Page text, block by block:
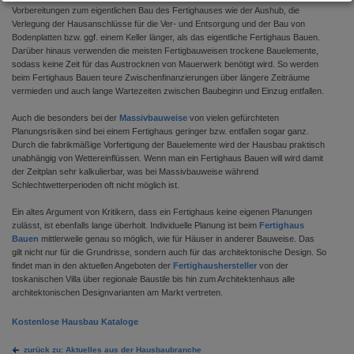
Vorbereitungen zum eigentlichen Bau des Fertighauses wie der Aushub, die
Verlegung der Hausanschlüsse für die Ver- und Entsorgung und der Bau von
Bodenplatten bzw. ggf. einem Keller länger, als das eigentliche Fertighaus Bauen.
Darüber hinaus verwenden die meisten Fertigbauweisen trockene Bauelemente,
sodass keine Zeit für das Austrocknen von Mauerwerk benötigt wird. So werden
beim Fertighaus Bauen teure Zwischenfinanzierungen über längere Zeiträume
vermieden und auch lange Wartezeiten zwischen Baubeginn und Einzug entfallen.
Auch die besonders bei der Massivbauweise von vielen gefürchteten
Planungsrisiken sind bei einem Fertighaus geringer bzw. entfallen sogar ganz.
Durch die fabrikmäßige Vorfertigung der Bauelemente wird der Hausbau praktisch
unabhängig von Wettereinflüssen. Wenn man ein Fertighaus Bauen will wird damit
der Zeitplan sehr kalkulierbar, was bei Massivbauweise während
Schlechtwetterperioden oft nicht möglich ist.
Ein altes Argument von Kritikern, dass ein Fertighaus keine eigenen Planungen
zulässt, ist ebenfalls lange überholt. Individuelle Planung ist beim Fertighaus
Bauen mittlerweile genau so möglich, wie für Häuser in anderer Bauweise. Das
gilt nicht nur für die Grundrisse, sondern auch für das architektonische Design. So
findet man in den aktuellen Angeboten der Fertighaushersteller von der
toskanischen Villa über regionale Baustile bis hin zum Architektenhaus alle
architektonischen Designvarianten am Markt vertreten.
Kostenlose Hausbau Kataloge
zurück zu: Aktuelles aus der Hausbaubranche